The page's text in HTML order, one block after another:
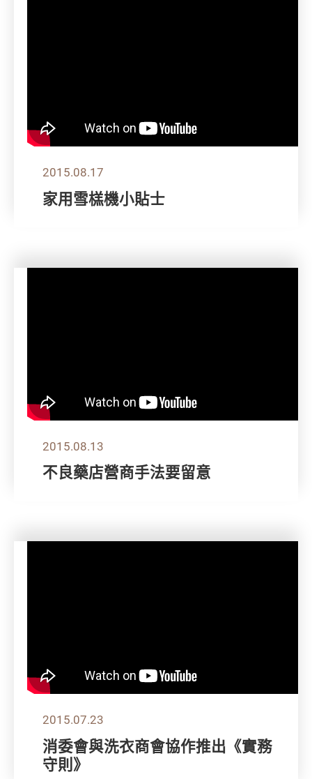
2015.08.17
家用雪榚機小貼士
2015.08.13
不良藥店營商手法要留意
2015.07.23
消委會與洗衣商會協作推出《實務
守則》